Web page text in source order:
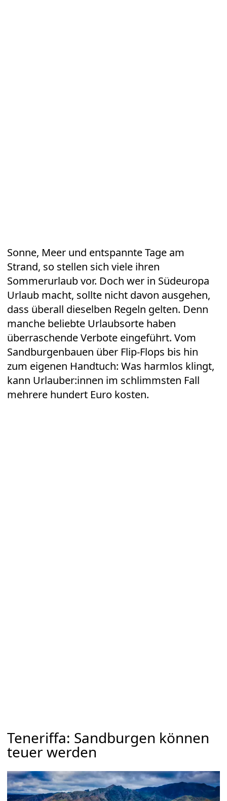
Sonne, Meer und entspannte Tage am
Strand, so stellen sich viele ihren
Sommerurlaub vor. Doch wer in Südeuropa
Urlaub macht, sollte nicht davon ausgehen,
dass überall dieselben Regeln gelten. Denn
manche beliebte Urlaubsorte haben
überraschende Verbote eingeführt. Vom
Sandburgenbauen über Flip-Flops bis hin
zum eigenen Handtuch: Was harmlos klingt,
kann Urlauber:innen im schlimmsten Fall
mehrere hundert Euro kosten.
Teneriffa: Sandburgen können
teuer werden